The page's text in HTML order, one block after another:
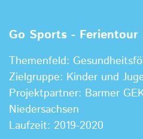
Go Sports - Ferientour
Themenfeld:
Zielgruppe: Kinder und
Projektpartner: Barmer
Niedersachsen
Laufzeit: 2019-2020